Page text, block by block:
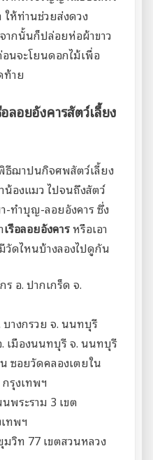
ให้ท่านช่วยส่งดวง
กนั้นก็ปล่อยห่อผ้าขาว
นจะโยนดอกไม้เพื่อ
ท้าย
ลอยอังคารสัตว์เลี้ยง
ธีฌาปนกิจศพสัตว์เลี้ยง
น้องแมว ไปจนถึงสัตว์
-ทำบุญ-ลอยอังคาร ซึ่ง
เรือลอยอังคารหรือเอา
วัดไหนบ้างลองไปดูกัน
อ. ปากเกร็ด จ.
างกรวย จ. นนทบุรี
เมืองนนทบุรี จ. นนทบุรี
ซอยวัดคลองเตยใน
รุงเทพฯ
พระราม 3 เขต
ทพฯ
วิท 77 เขตสวนหลวง